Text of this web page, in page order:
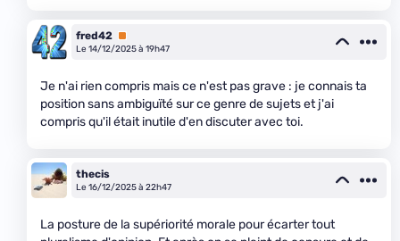
fred42 Premium
Le 14/12/2025 à 19h47
Je n'ai rien compris mais ce n'est pas grave : je connais ta
position sans ambiguïté sur ce genre de sujets et j'ai
compris qu'il était inutile d'en discuter avec toi.
thecis
Le 16/12/2025 à 22h47
La posture de la supériorité morale pour écarter tout